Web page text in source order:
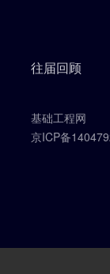
往届回顾
基础工程网
京ICP备